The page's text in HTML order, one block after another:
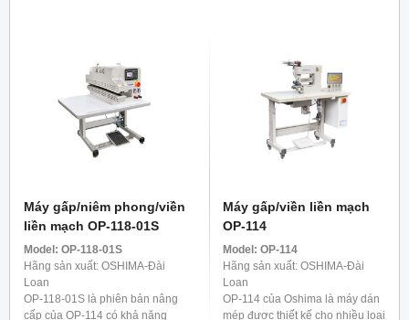
Máy gấp/niêm phong/viền
liền mạch OP-118-01S
Model: OP-118-01S
Hãng sản xuất: OSHIMA-Đài
Loan
OP-118-01S là phiên bản nâng
cấp của OP-114 có khả năng
Máy gấp/viền liền mạch
OP-114
Model: OP-114
Hãng sản xuất: OSHIMA-Đài
Loan
OP-114 của Oshima là máy dán
mép được thiết kế cho nhiều loại